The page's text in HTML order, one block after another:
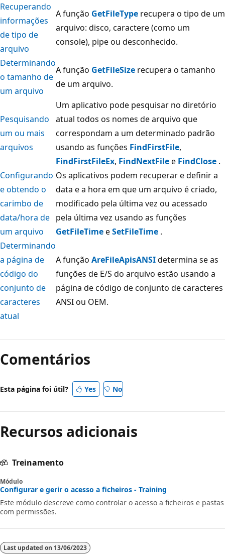
Recuperando
informações
de tipo de
arquivo
A função GetFileType recupera o tipo de um
arquivo: disco, caractere (como um
console), pipe ou desconhecido.
Determinando
o tamanho de
um arquivo
A função GetFileSize recupera o tamanho
de um arquivo.
Pesquisando
um ou mais
arquivos
Um aplicativo pode pesquisar no diretório
atual todos os nomes de arquivo que
correspondam a um determinado padrão
usando as funções FindFirstFile,
FindFirstFileEx, FindNextFilee FindClose .
Configurando
e obtendo o
carimbo de
data/hora de
um arquivo
Os aplicativos podem recuperar e definir a
data e a hora em que um arquivo é criado,
modificado pela última vez ou acessado
pela última vez usando as funções
GetFileTimeeSetFileTime .
Determinando
a página de
código do
conjunto de
caracteres
atual
A função AreFileApisANSIdetermina se as
funções de E/S do arquivo estão usando a
página de código de conjunto de caracteres
ANSI ou OEM.
de
leitura
Comentários
Esta página foi útil? Yes No
Recursos adicionais
Treinamento
Módulo
Configurar e gerir o acesso a ficheiros - Training
Este módulo descreve como controlar o acesso a ficheiros e pastas
com permissões.
Last updated on 13/06/2023